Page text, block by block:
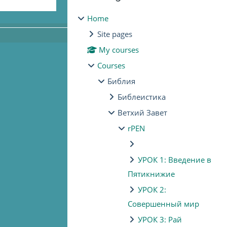
Home
Site pages
My courses
Courses
Библия
Библеистика
Ветхий Завет
rPEN
УРОК 1: Введение в
Пятикнижие
УРОК 2:
Совершенный мир
УРОК 3: Рай